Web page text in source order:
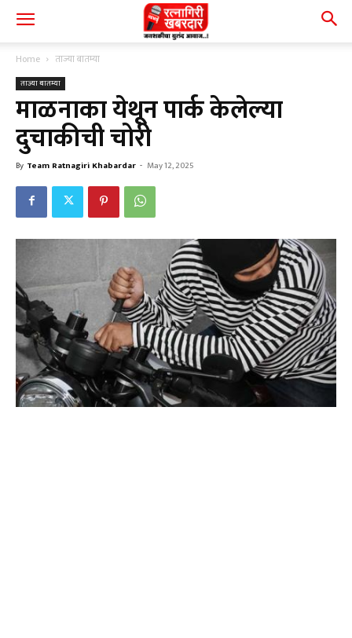
Home ताज्या बातम्या
ताज्या बातम्या
माळनाका येथून पार्क केलेल्या
दुचाकीची चोरी
By Team Ratnagiri Khabardar - May 12, 2025